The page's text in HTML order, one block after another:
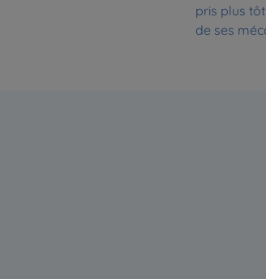
pris plus
de ses